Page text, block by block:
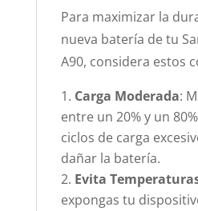
Para maximizar la
nueva batería de tu
A90, considera estos
Carga Moderada:
entre un 20% y un
ciclos de carga
dañar la batería.
Evita
expongas tu